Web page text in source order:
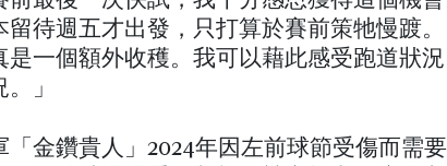
留待週五才出發，只打算於賽前策牠慢踱
是一個額外收穫。我可以藉此感受跑道狀
」
「金鑽貴人」2024年因左前球節受傷而需